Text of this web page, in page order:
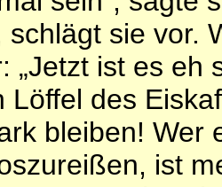
schlägt sie vor.
„Jetzt ist es eh
Löffel des
bleiben! Wer
ist